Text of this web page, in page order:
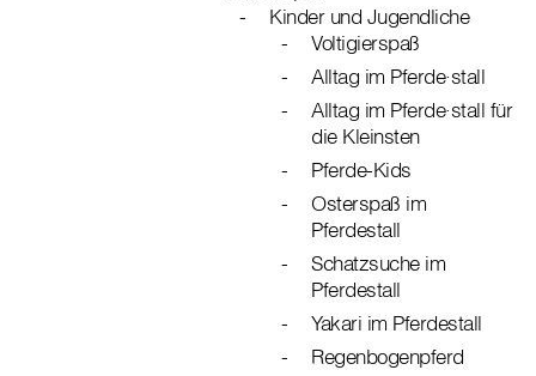
Kinder und Jugendliche
Voltigierspaß
Alltag im Pferde∙stall
Alltag im Pferde∙stall für
die Kleinsten
Pferde-Kids
Osterspaß im
Pferdestall
Schatzsuche im
Pferdestall
Yakari im Pferdestall
Regenbogenpferd